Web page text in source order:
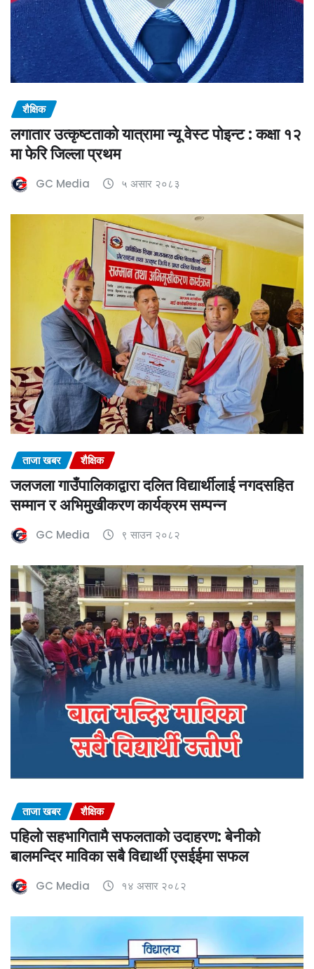
शैक्षिक
लगातार उत्कृष्टताको यात्रामा न्यू वेस्ट पोइन्ट : कक्षा १२
मा फेरि जिल्ला प्रथम
GC Media ५ असार २०८३
ताजा खबर शैक्षिक
जलजला गाउँपालिकाद्वारा दलित विद्यार्थीलाई नगदसहित
सम्मान र अभिमुखीकरण कार्यक्रम सम्पन्न
GC Media ९ साउन २०८२
ताजा खबर शैक्षिक
पहिलो सहभागितामै सफलताको उदाहरण: बेनीको
बालमन्दिर माविका सबै विद्यार्थी एसईईमा सफल
GC Media १४ असार २०८२